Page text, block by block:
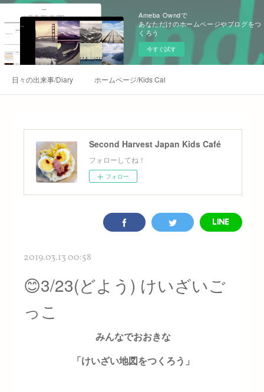
Ameba Owndで
あなただけのホームページやブログをつ
くろう
今すぐ試す
日々の出来事/Diary ホームページ/Kids Café Homepage
Second Harvest Japan Kids Café
フォローしてね！
フォロー
2019.03.13 00:58
😊3/23(どよう) けいざいご
っこ
みんなでおおきな
「けいざい地図をつくろう」